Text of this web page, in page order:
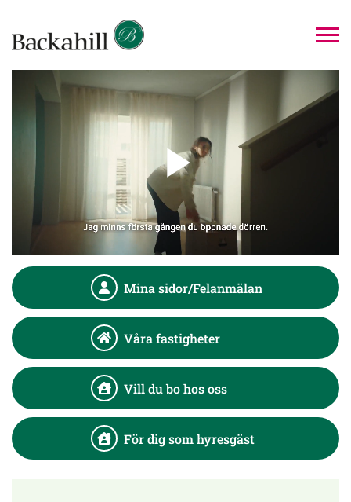
Mina sidor/Felanmälan
Våra fastigheter
Vill du bo hos oss
För dig som hyresgäst